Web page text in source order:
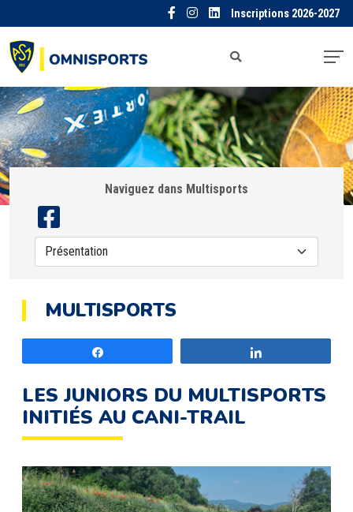
Inscriptions 2026-2027
Naviguez dans Multisports
MULTISPORTS
LES JUNIORS DU MULTISPORTS
INITIÉS AU CANI-TRAIL